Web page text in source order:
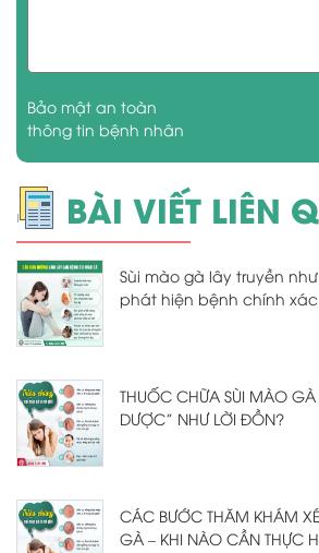
Bảo mật an toàn
thông tin bệnh nhân
BÀI VIẾT LIÊN
Sùi mào gà lây truyền
phát hiện bệnh chính
THUỐC CHỮA SÙI MÀO
DƯỢC” NHƯ LỜI ĐỒN?
CÁC BƯỚC THĂM KHÁM
GÀ – KHI NÀO CẦN THỰC